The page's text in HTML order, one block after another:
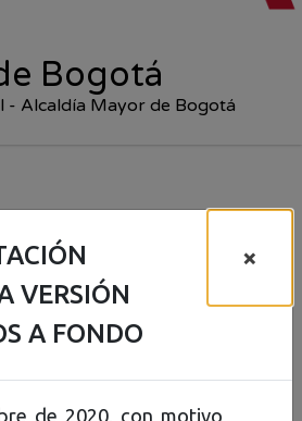
Bogotá
- Alcaldía Mayor de Bogotá
VERSIÓN
A FONDO
×
de 2020, con motivo